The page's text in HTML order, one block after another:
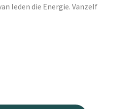
leden die Energie. Vanzelf